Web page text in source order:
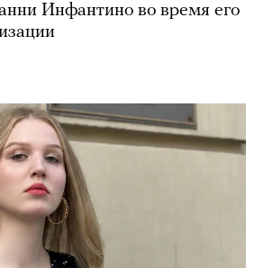
Инфантино во время его